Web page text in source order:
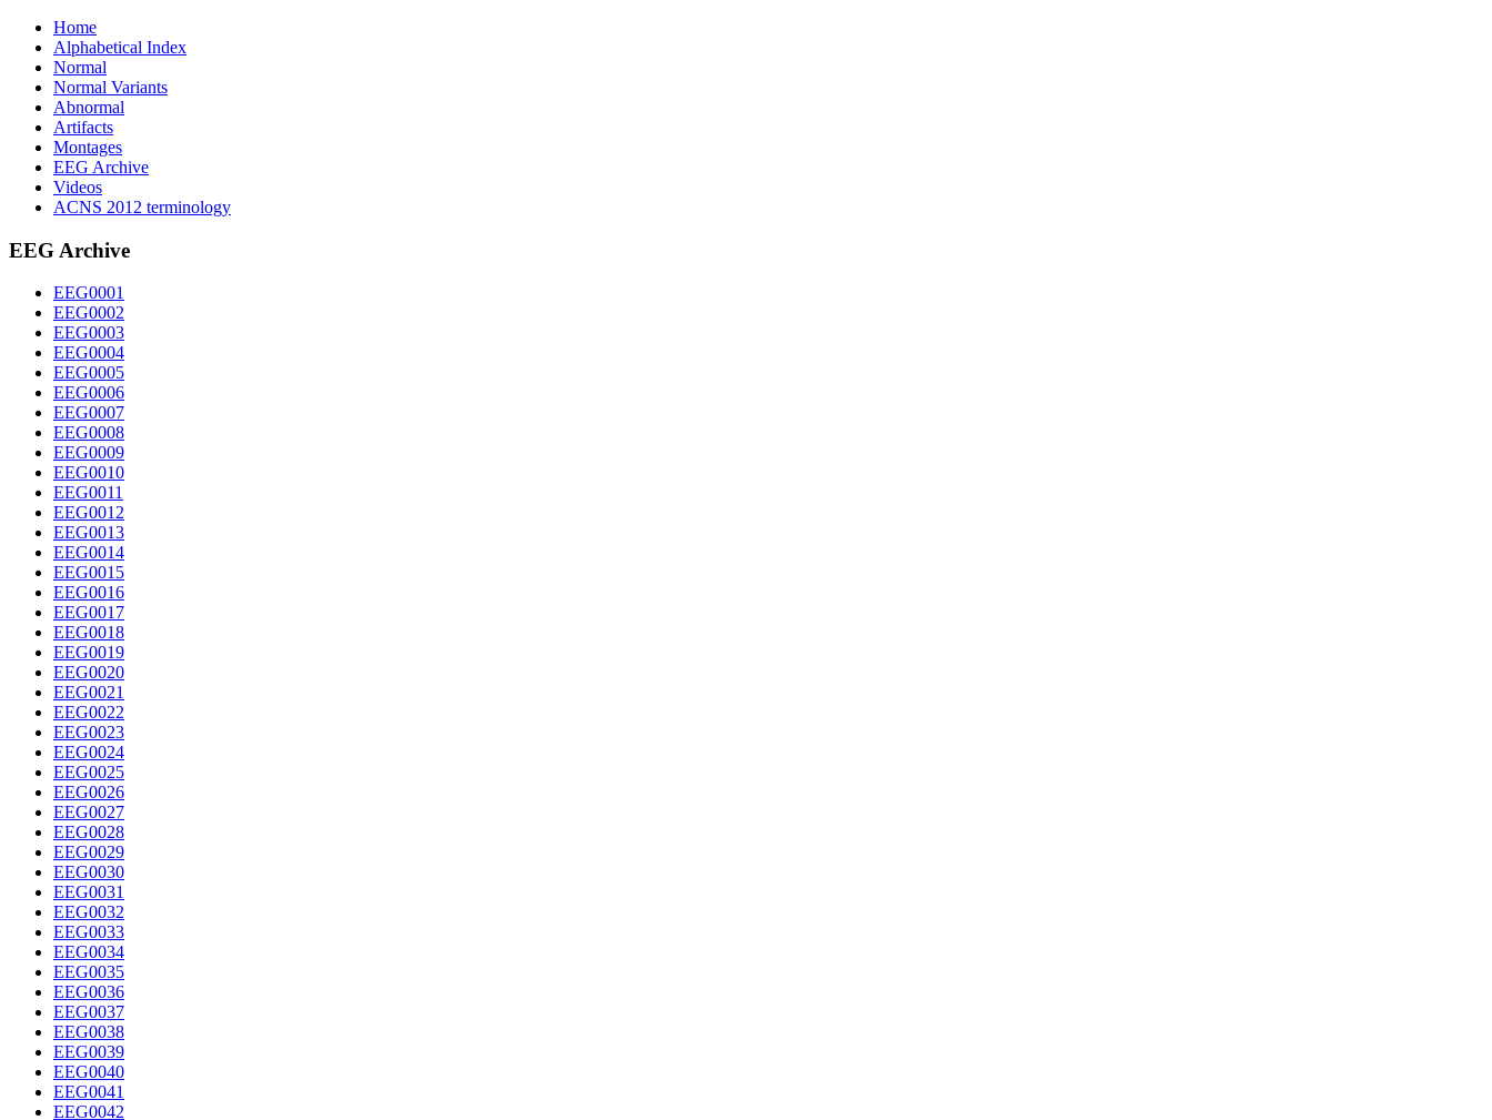
Home
Alphabetical Index
Normal
Normal Variants
Abnormal
Artifacts
Montages
EEG Archive
Videos
ACNS 2012 terminology
EEG Archive
EEG0001
EEG0002
EEG0003
EEG0004
EEG0005
EEG0006
EEG0007
EEG0008
EEG0009
EEG0010
EEG0011
EEG0012
EEG0013
EEG0014
EEG0015
EEG0016
EEG0017
EEG0018
EEG0019
EEG0020
EEG0021
EEG0022
EEG0023
EEG0024
EEG0025
EEG0026
EEG0027
EEG0028
EEG0029
EEG0030
EEG0031
EEG0032
EEG0033
EEG0034
EEG0035
EEG0036
EEG0037
EEG0038
EEG0039
EEG0040
EEG0041
EEG0042